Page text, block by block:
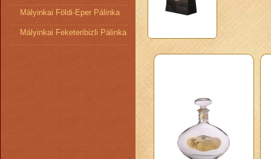
Mályinkai Földi-Eper Pálinka
Mályinkai Feketeribizli Pálinka